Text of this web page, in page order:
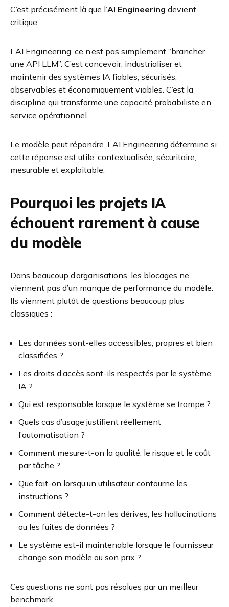
C’est précisément là que l’AI Engineering devient
critique.
L’AI Engineering, ce n’est pas simplement “brancher
une API LLM”. C’est concevoir, industrialiser et
maintenir des systèmes IA fiables, sécurisés,
observables et économiquement viables. C’est la
discipline qui transforme une capacité probabiliste en
service opérationnel.
Le modèle peut répondre. L’AI Engineering détermine si
cette réponse est utile, contextualisée, sécuritaire,
mesurable et exploitable.
Pourquoi les projets IA
échouent rarement à cause
du modèle
Dans beaucoup d’organisations, les blocages ne
viennent pas d’un manque de performance du modèle.
Ils viennent plutôt de questions beaucoup plus
classiques :
Les données sont-elles accessibles, propres et bien
classifiées ?
Les droits d’accès sont-ils respectés par le système
IA ?
Qui est responsable lorsque le système se trompe ?
Quels cas d’usage justifient réellement
l’automatisation ?
Comment mesure-t-on la qualité, le risque et le coût
par tâche ?
Que fait-on lorsqu’un utilisateur contourne les
instructions ?
Comment détecte-t-on les dérives, les hallucinations
ou les fuites de données ?
Le système est-il maintenable lorsque le fournisseur
change son modèle ou son prix ?
Ces questions ne sont pas résolues par un meilleur
benchmark.